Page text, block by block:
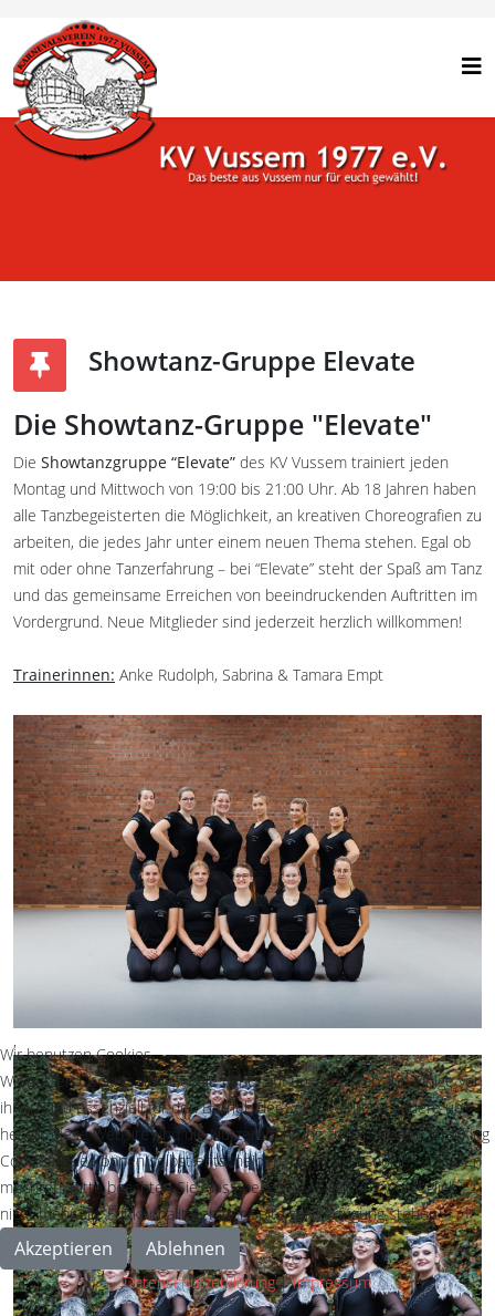
Showtanz-Gruppe Elevate
Die Showtanz-Gruppe "Elevate"
Die Showtanzgruppe “Elevate” des KV Vussem trainiert jeden
Montag und Mittwoch von 19:00 bis 21:00 Uhr. Ab 18 Jahren haben
alle Tanzbegeisterten die Möglichkeit, an kreativen Choreografien zu
arbeiten, die jedes Jahr unter einem neuen Thema stehen. Egal ob
mit oder ohne Tanzerfahrung – bei “Elevate” steht der Spaß am Tanz
und das gemeinsame Erreichen von beeindruckenden Auftritten im
Vordergrund. Neue Mitglieder sind jederzeit herzlich willkommen!
Trainerinnen: Anke Rudolph, Sabrina & Tamara Empt
,
Wir benutzen Cookies
Wir nutzen Cookies und Google Fonts auf unserer Website. Einige von
ihnen sind essenziell für den Betrieb der Seite, während andere uns
helfen, diese Website und die Nutzererfahrung zu verbessern (Tracking
Cookies). Sie können selbst entscheiden, ob Sie die Cookies zulassen
möchten. Bitte beachten Sie, dass bei einer Ablehnung womöglich
nicht mehr alle Funktionalitäten der Seite zur Verfügung stehen.
Akzeptieren Ablehnen
Datenschutzerklärung|Impressum